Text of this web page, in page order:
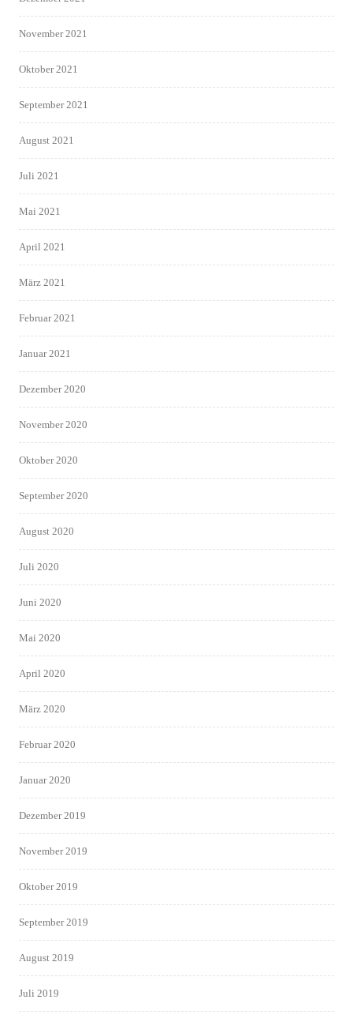
November 2021
Oktober 2021
September 2021
August 2021
Juli 2021
Mai 2021
April 2021
März 2021
Februar 2021
Januar 2021
Dezember 2020
November 2020
Oktober 2020
September 2020
August 2020
Juli 2020
Juni 2020
Mai 2020
April 2020
März 2020
Februar 2020
Januar 2020
Dezember 2019
November 2019
Oktober 2019
September 2019
August 2019
Juli 2019